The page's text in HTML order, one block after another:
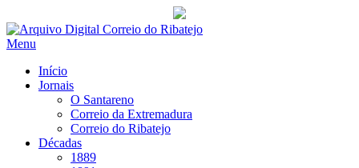
Saltar
para
Menu
Início
Jornais
O Santareno
Correio da Extremadura
Correio do Ribatejo
Décadas
1889